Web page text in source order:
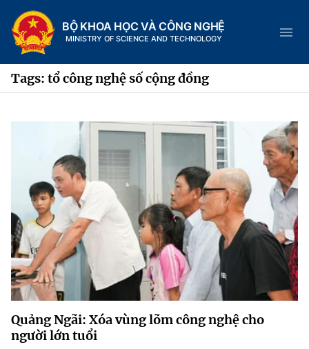
BỘ KHOA HỌC VÀ CÔNG NGHỆ
MINISTRY OF SCIENCE AND TECHNOLOGY
Trang chủ
Giới thiệu
Chức năng nhiệm vụ
Cơ cấu tổ chức
Lịch sử phát triển
Sở Khoa học và Công nghệ
Tin tức sự kiện
Khoa học và Công nghệ
Đổi mới sáng tạo
Chuyển đổi số
Dịch vụ công
Hệ thống văn bản
Văn bản QPPL
MST IOFFICE
Tags: tổ công nghệ số cộng đồng
Quảng Ngãi: Xóa vùng lõm công nghệ cho
người lớn tuổi